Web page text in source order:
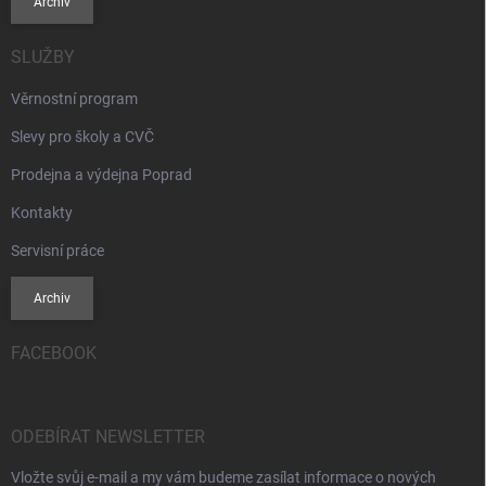
SLUŽBY
Věrnostní program
Slevy pro školy a CVČ
Prodejna a výdejna Poprad
Kontakty
Servisní práce
Archiv
FACEBOOK
ODEBÍRAT NEWSLETTER
Vložte svůj e-mail a my vám budeme zasílat informace o nových